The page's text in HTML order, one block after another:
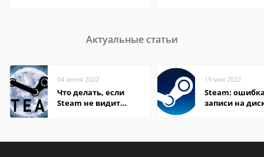
Актуальные статьи
04 июня 2022
Что делать, если
Steam не видит
19 мая 2022
Steam:
записи на